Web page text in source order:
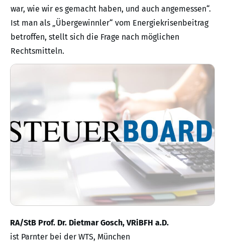
war, wie wir es gemacht haben, und auch angemessen“.
Ist man als „Übergewinnler“ vom Energiekrisenbeitrag
betroffen, stellt sich die Frage nach möglichen
Rechtsmitteln.
RA/StB Prof. Dr. Dietmar Gosch, VRiBFH a.D.
ist Parnter bei der WTS, München